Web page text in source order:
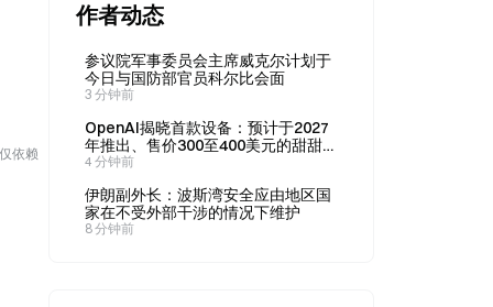
依赖
作者动态
参议院军事委员会主席威克尔计划于
今日与国防部官员科尔比会面
3 分钟前
OpenAI揭晓首款设备：预计于2027
年推出、售价300至400美元的甜甜圈
形AI音箱
4 分钟前
伊朗副外长：波斯湾安全应由地区国
家在不受外部干涉的情况下维护
8 分钟前